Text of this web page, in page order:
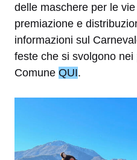
delle maschere per le
premiazione e
informazioni sul
feste che si svolgono
Comune QUI.